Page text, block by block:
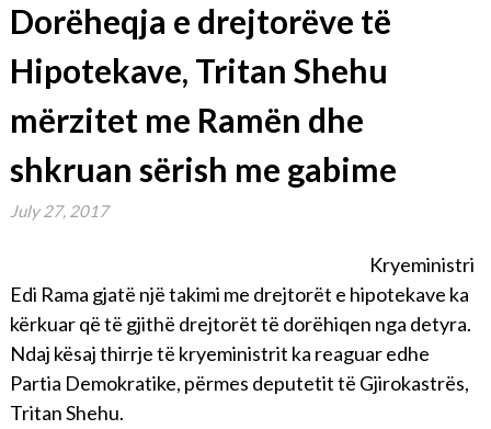
Dorëheqja e drejtorëve të
Hipotekave, Tritan Shehu
mërzitet me Ramën dhe
shkruan sërish me gabime
July 27, 2017
Kryeministri
Edi Rama gjatë një takimi me drejtorët e hipotekave ka
kërkuar që të gjithë drejtorët të dorëhiqen nga detyra.
Ndaj kësaj thirrje të kryeministrit ka reaguar edhe
Partia Demokratike, përmes deputetit të Gjirokastrës,
Tritan Shehu.